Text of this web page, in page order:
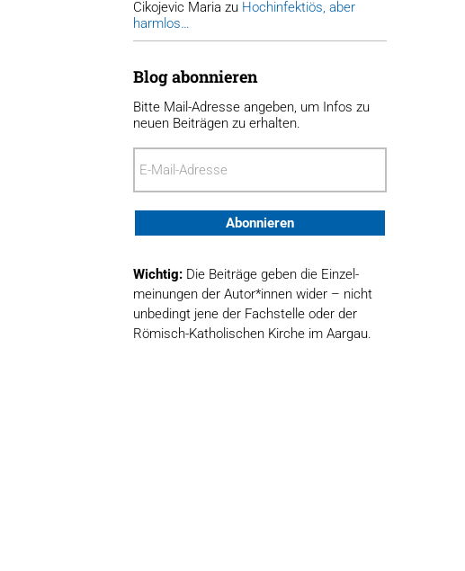
Cikojevic Maria zu Hochinfektiös, aber
harmlos…
Blog abonnieren
Bitte Mail-Adresse angeben, um Infos zu
neuen Beiträgen zu erhalten.
Adresse
Abonnieren
Wichtig: Die Beiträge geben die Einzel­
meinungen der Autor*innen wider – nicht
unbedingt jene der Fach­stelle oder der
Römisch-Katholischen Kirche im Aargau.